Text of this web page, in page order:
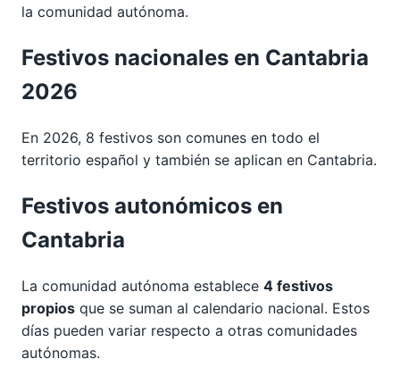
la comunidad autónoma.
Festivos nacionales en Cantabria
2026
En 2026, 8 festivos son comunes en todo el
territorio español y también se aplican en Cantabria.
Festivos autonómicos en
Cantabria
La comunidad autónoma establece 4 festivos
propios que se suman al calendario nacional. Estos
días pueden variar respecto a otras comunidades
autónomas.